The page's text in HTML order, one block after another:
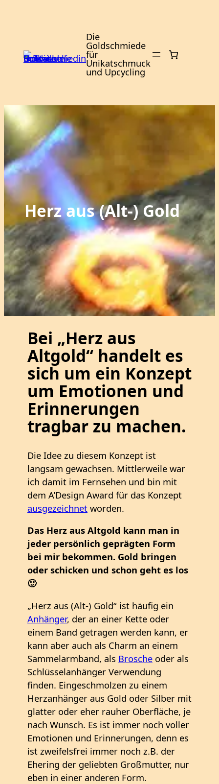
Die
Goldschmiede
für
Unikatschmuck
und Upcycling
Herz aus (Alt-) Gold
Bei „Herz aus
Altgold“ handelt es
sich um ein Konzept
um Emotionen und
Erinnerungen
tragbar zu machen.
Die Idee zu diesem Konzept ist
langsam gewachsen. Mittlerweile war
ich damit im Fernsehen und bin mit
dem A’Design Award für das Konzept
ausgezeichnet worden.
Das Herz aus Altgold kann man in
jeder persönlich geprägten Form
bei mir bekommen. Gold bringen
oder schicken und schon geht es los
🙂
„Herz aus (Alt-) Gold“ ist häufig ein
Anhänger, der an einer Kette oder
einem Band getragen werden kann, er
kann aber auch als Charm an einem
Sammelarmband, als Brosche oder als
Schlüsselanhänger Verwendung
finden. Eingeschmolzen zu einem
Herzanhänger aus Gold oder Silber mit
glatter oder eher rauher Oberfläche, je
nach Wunsch. Es ist immer noch voller
Emotionen und Erinnerungen, denn es
ist zweifelsfrei immer noch z.B. der
Ehering der geliebten Großmutter, nur
eben in einer anderen Form.